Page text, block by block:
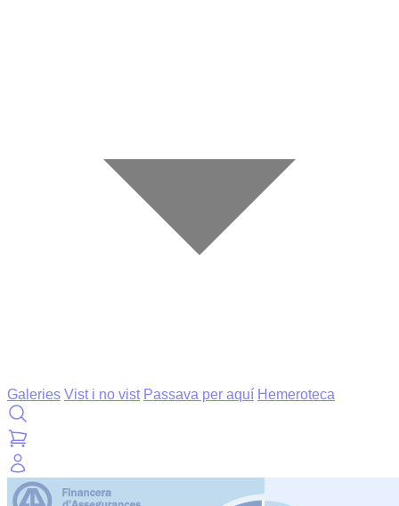
Galeries Vist i no vist Passava per aquí Hemeroteca